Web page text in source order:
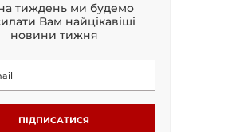
тиждень ми будемо
Вам найцікавіші
новини тижня
ПІДПИСАТИСЯ